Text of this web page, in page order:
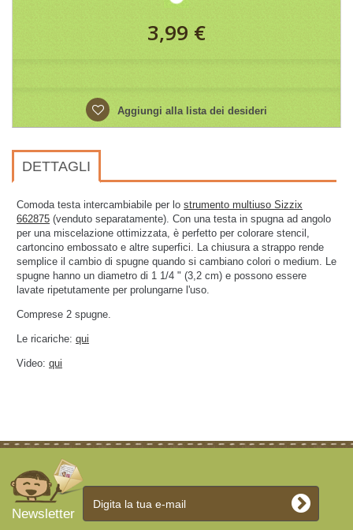
3,99 €
Aggiungi alla lista dei desideri
DETTAGLI
Comoda testa intercambiabile per lo strumento multiuso Sizzix
662875 (venduto separatamente). Con una testa in spugna ad angolo
per una miscelazione ottimizzata, è perfetto per colorare stencil,
cartoncino embossato e altre superfici. La chiusura a strappo rende
semplice il cambio di spugne quando si cambiano colori o medium. Le
spugne hanno un diametro di 1 1/4 " (3,2 cm) e possono essere
lavate ripetutamente per prolungarne l'uso.
Comprese 2 spugne.
Le ricariche: qui
Video: qui
Newsletter